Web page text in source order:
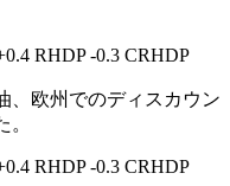
RHDP -0.3 CRHDP
、欧州でのディスカウン
RHDP -0.3 CRHDP